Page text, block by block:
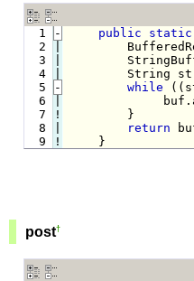
  1
  2
  3
  4
  5
  6
  7
  8
  9
-
-
!
!
public static
String
while
}
return
}
post†